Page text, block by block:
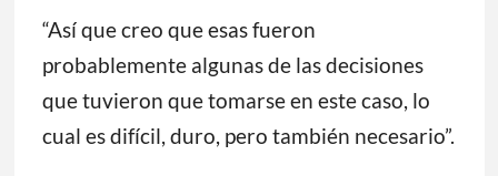
“Así que creo que esas fueron
probablemente algunas de las decisiones
que tuvieron que tomarse en este caso, lo
cual es difícil, duro, pero también necesario”.